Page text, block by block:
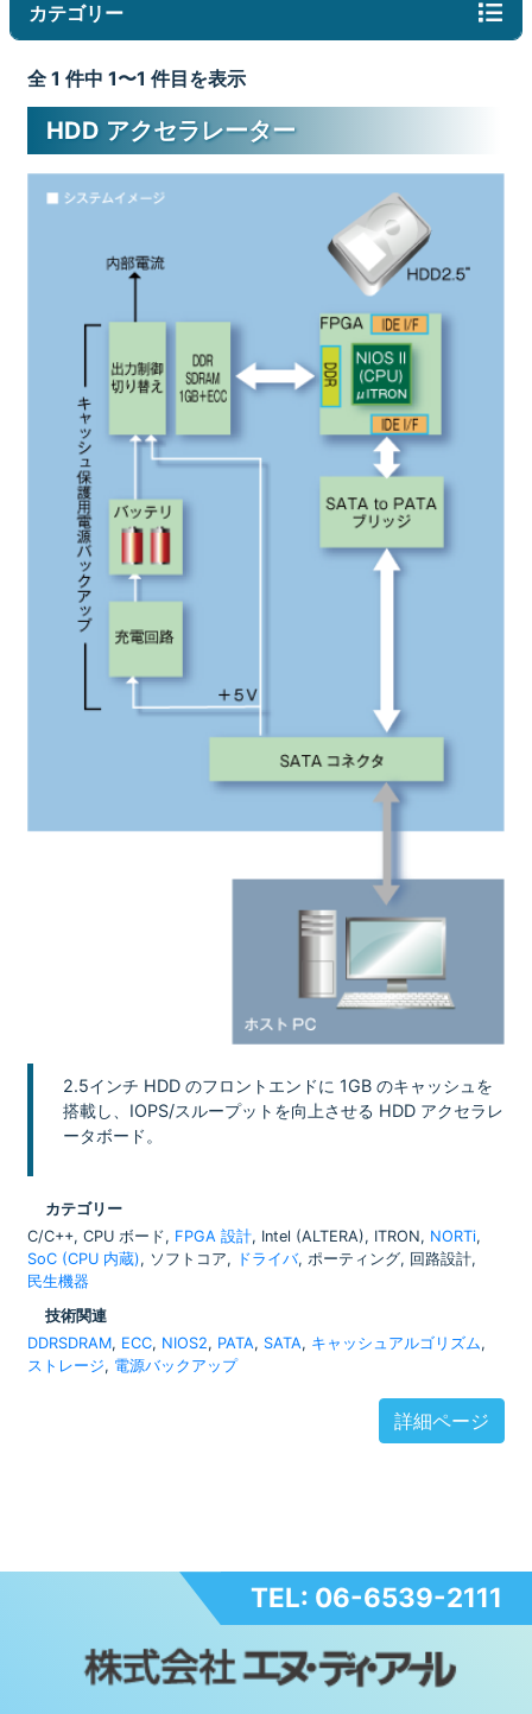
カテゴリー
全 1 件中 1〜1 件目を表示
HDD アクセラレーター
2.5インチ HDD のフロントエンドに 1GB のキャッシュを
搭載し、IOPS/スループットを向上させる HDD アクセラレ
ータボード。
カテゴリー
C/C++, CPU ボード, FPGA 設計, Intel (ALTERA), ITRON, NORTi,
SoC (CPU 内蔵), ソフトコア, ドライバ, ポーティング, 回路設計,
民生機器
技術関連
DDRSDRAM, ECC, NIOS2, PATA, SATA, キャッシュアルゴリズム,
ストレージ, 電源バックアップ
詳細ページ
TEL: 06-6539-2111